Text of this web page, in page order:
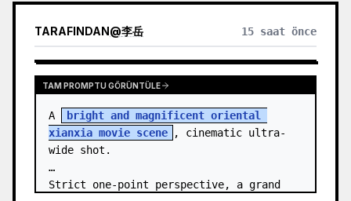
TARAFINDAN@李岳 15 saat önce
TAM PROMPTU GÖRÜNTÜLE
A
bright and magnificent oriental
xianxia movie scene
, cinematic ultra-
wide shot.
Strict one-point perspective, a grand